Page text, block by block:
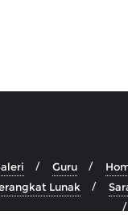
Guru
Lunak